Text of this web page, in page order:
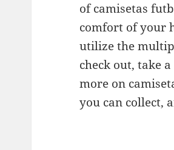
of camisetas
comfort of your
utilize the
check out, take
more on
you can collect,